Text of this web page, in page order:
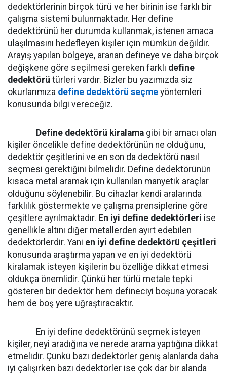
dedektörlerinin birçok türü ve her birinin ise farklı bir
çalışma sistemi bulunmaktadır. Her define
dedektörünü her durumda kullanmak, istenen amaca
ulaşılmasını hedefleyen kişiler için mümkün değildir.
Arayış yapılan bölgeye, aranan defineye ve daha birçok
değişkene göre seçilmesi gereken farklı define
dedektörü türleri vardır. Bizler bu yazımızda siz
okurlarımıza define dedektörü seçme yöntemleri
konusunda bilgi vereceğiz.
Define dedektörü kiralama gibi bir amacı olan
kişiler öncelikle define dedektörünün ne olduğunu,
dedektör çeşitlerini ve en son da dedektörü nasıl
seçmesi gerektiğini bilmelidir. Define dedektörünün
kısaca metal aramak için kullanılan manyetik araçlar
olduğunu söylenebilir. Bu cihazlar kendi aralarında
farklılık göstermekte ve çalışma prensiplerine göre
çeşitlere ayrılmaktadır. En iyi define dedektörleri ise
genellikle altını diğer metallerden ayırt edebilen
dedektörlerdir. Yani en iyi define dedektörü çeşitleri
konusunda araştırma yapan ve en iyi dedektörü
kiralamak isteyen kişilerin bu özelliğe dikkat etmesi
oldukça önemlidir. Çünkü her türlü metale tepki
gösteren bir dedektör hem defineciyi boşuna yoracak
hem de boş yere uğraştıracaktır.
En iyi define dedektörünü seçmek isteyen
kişiler, neyi aradığına ve nerede arama yaptığına dikkat
etmelidir. Çünkü bazı dedektörler geniş alanlarda daha
iyi çalışırken bazı dedektörler ise çok dar bir alanda